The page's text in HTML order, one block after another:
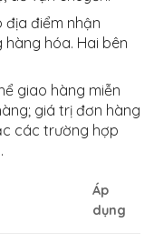
địa điểm nhận
hóa. Hai bên
giao hàng miễn
giá trị đơn hàng
các trường hợp
Áp
dụng